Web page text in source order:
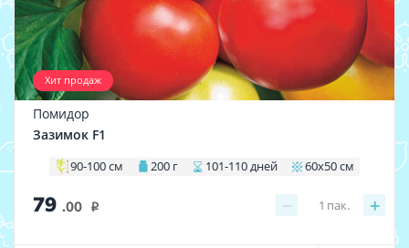
Хит продаж
Помидор
Зазимок F1
90-100 см 200 г 101-110 дней 60х50 см
79 .00 i − +
1 пак.